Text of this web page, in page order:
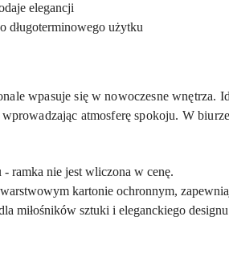
elegancji
długoterminowego użytku
wpasuje się w nowoczesne wnętrza.
atmosferę spokoju. W
ramka nie jest wliczona w cenę.
kartonie ochronnym,
miłośników sztuki i eleganckiego